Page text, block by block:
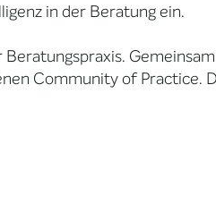
in der Beratung ein.
Community of Practice.